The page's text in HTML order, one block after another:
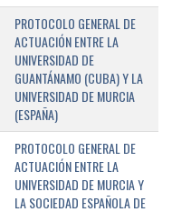
PROTOCOLO GENERAL DE
ACTUACIÓN ENTRE LA
UNIVERSIDAD DE
GUANTÁNAMO (CUBA) Y LA
UNIVERSIDAD DE MURCIA
(ESPAÑA)
PROTOCOLO GENERAL DE
ACTUACIÓN ENTRE LA
UNIVERSIDAD DE MURCIA Y
LA SOCIEDAD ESPAÑOLA DE